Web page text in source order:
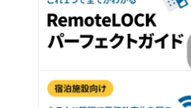
記事３選